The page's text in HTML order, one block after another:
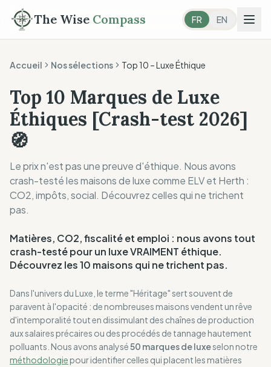
The Wise Compass FR EN
Accueil Nos sélections Top 10 –Luxe Éthique
Top 10 Marques de Luxe
Éthiques [Crash-test 2026]
🧭
Le prix n'est pas une preuve d'éthique. Nous avons
crash-testé les maisons de luxe comme ELV et Herth :
CO2, impôts, social. Découvrez celles qui ne trichent
pas.
Matières, CO2, fiscalité et emploi : nous avons tout
crash-testé pour un luxe VRAIMENT éthique.
Découvrez les 10 maisons qui ne trichent pas.
Dans l'univers du Luxe, le terme "Héritage" sert souvent de
paravent à l'opacité : de nombreuses maisons vendent un rêve
d'intemporalité tout en dissimulant des chaînes de production
aux salaires précaires ou des procédés de tannage hautement
polluants. Nous avons analysé50 marques de luxeselon notre
méthodologie pour identifier celles qui placent les matières